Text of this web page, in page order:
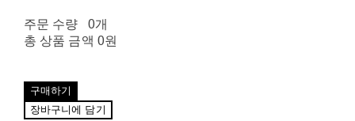
주문 수량
0개
총 상품 금액 0원
구매하기
장바구니에 담기